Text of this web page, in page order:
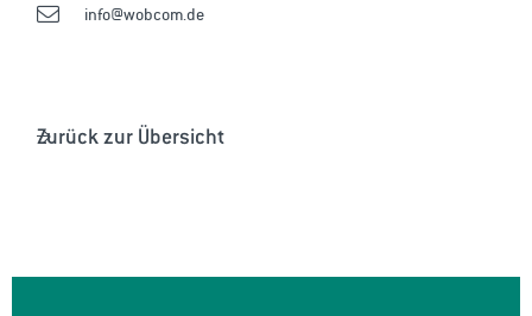
info@wobcom.de
Zurück zur Übersicht